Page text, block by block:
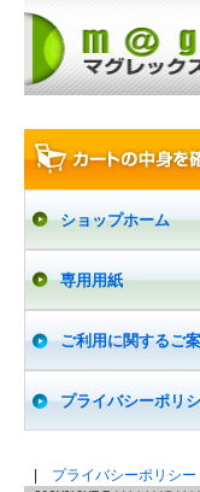
ショップホーム
専用用紙
ご利用に関するご
プライバシーポリ
プライバシーポリシー